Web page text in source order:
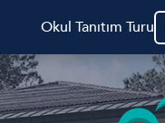
Okul Tanıtım Turu